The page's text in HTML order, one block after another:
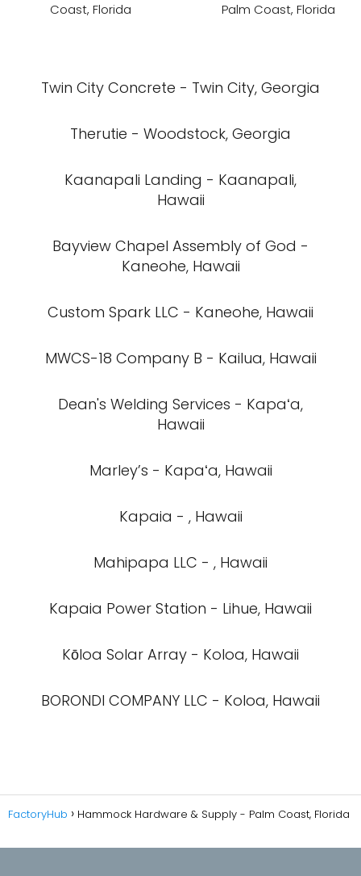
Coast, Florida
Palm Coast, Florida
Twin City Concrete - Twin City, Georgia
Therutie - Woodstock, Georgia
Kaanapali Landing - Kaanapali,
Hawaii
Bayview Chapel Assembly of God -
Kaneohe, Hawaii
Custom Spark LLC - Kaneohe, Hawaii
MWCS-18 Company B - Kailua, Hawaii
Dean's Welding Services - Kapaʻa,
Hawaii
Marley’s - Kapaʻa, Hawaii
Kapaia - , Hawaii
Mahipapa LLC - , Hawaii
Kapaia Power Station - Lihue, Hawaii
Kōloa Solar Array - Koloa, Hawaii
BORONDI COMPANY LLC - Koloa, Hawaii
FactoryHub Hammock Hardware & Supply - Palm Coast, Florida